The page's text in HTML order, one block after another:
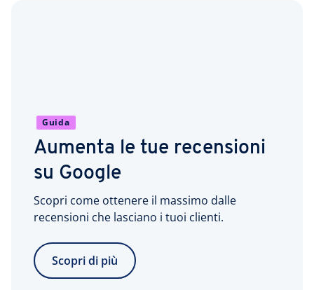
Guida
Aumenta le tue recensioni
su Google
Scopri come ottenere il massimo dalle
recensioni che lasciano i tuoi clienti.
Scopri di più